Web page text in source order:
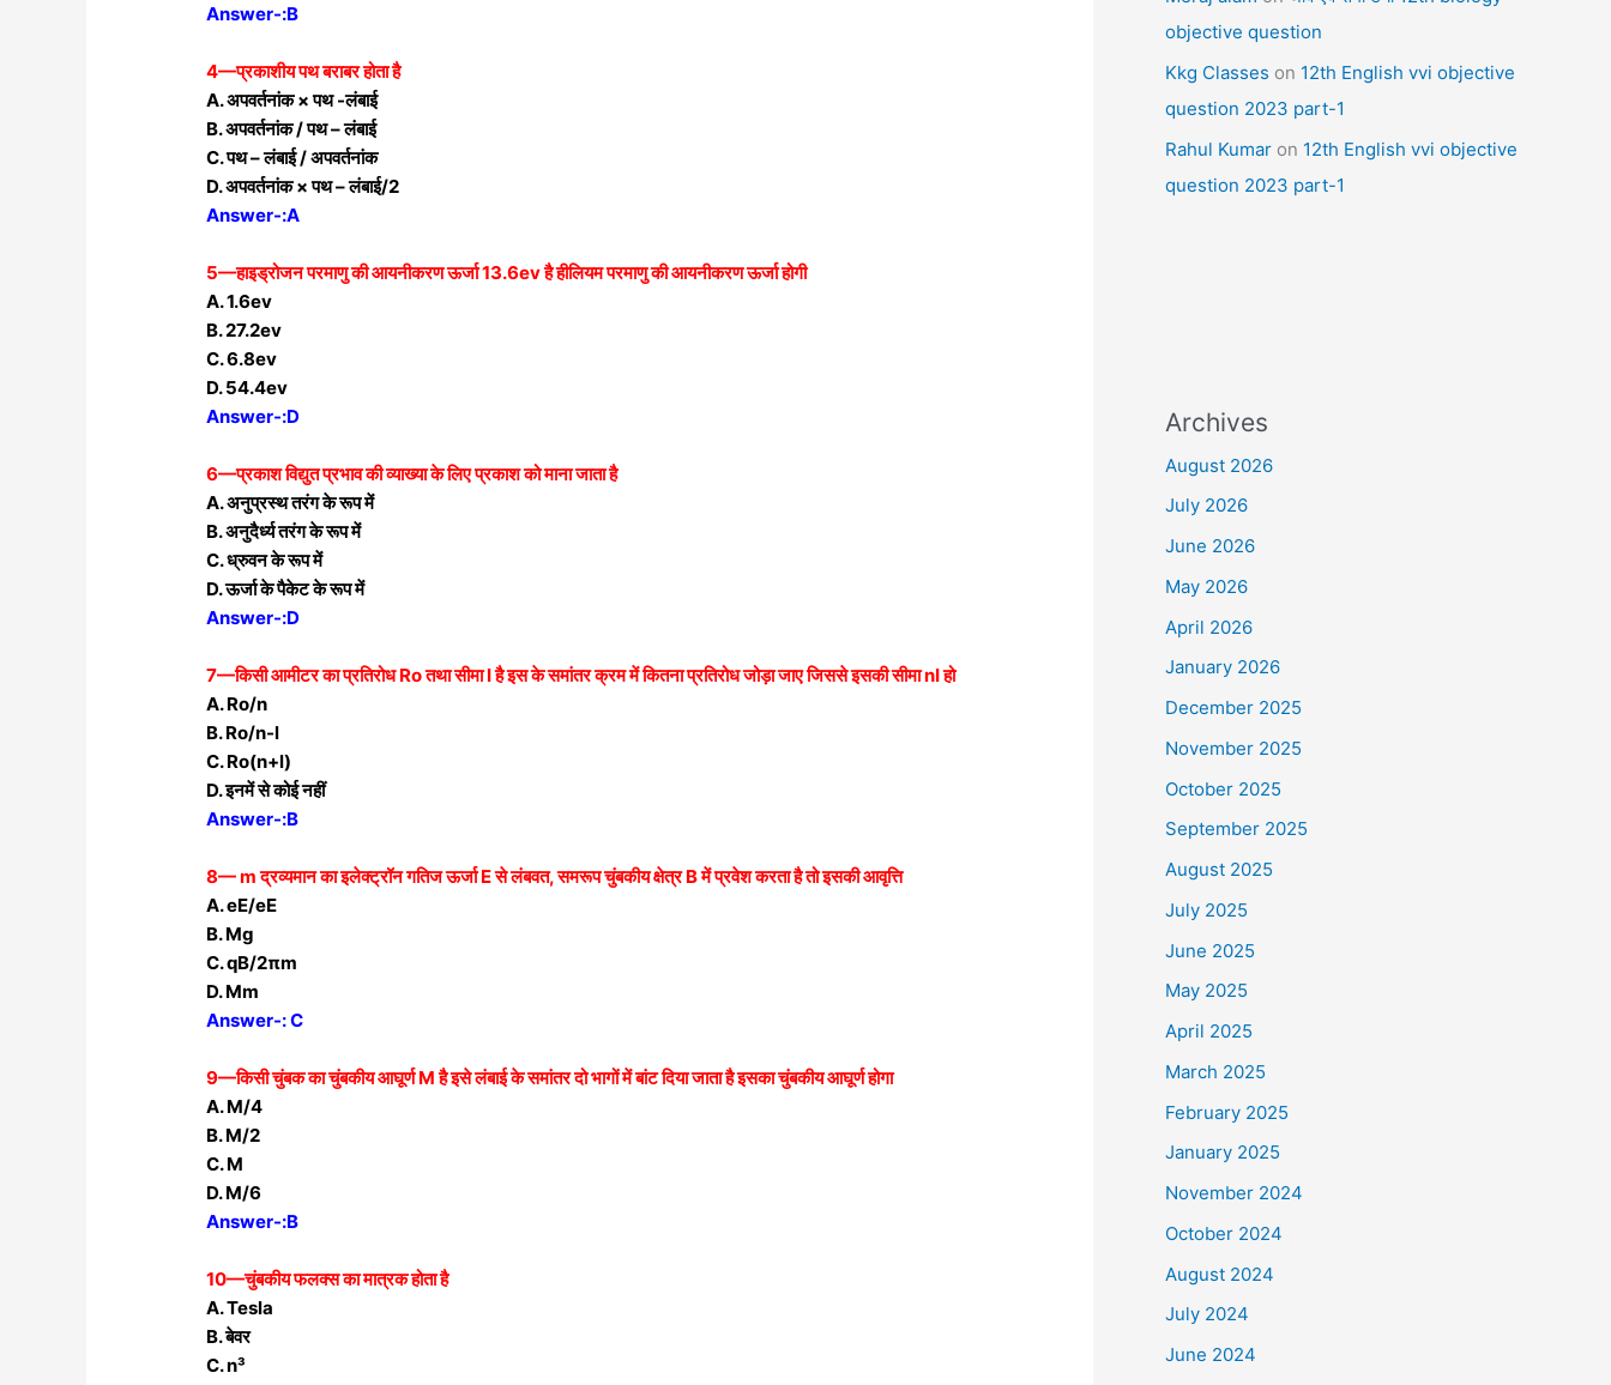
Answer-:B
4—प्रकाशीय पथ बराबर होता है
A. अपवर्तनांक × पथ -लंबाई
B. अपवर्तनांक / पथ – लंबाई
C. पथ – लंबाई / अपवर्तनांक
D. अपवर्तनांक × पथ – लंबाई/2
Answer-:A
5—हाइड्रोजन परमाणु की आयनीकरण ऊर्जा 13.6ev है हीलियम परमाणु की आयनीकरण ऊर्जा होगी
A. 1.6ev
B. 27.2ev
C. 6.8ev
D. 54.4ev
Answer-:D
6—प्रकाश विद्युत प्रभाव की व्याख्या के लिए प्रकाश को माना जाता है
A. अनुप्रस्थ तरंग के रूप में
B. अनुदैर्ध्य तरंग के रूप में
C. ध्रुवन के रूप में
D. ऊर्जा के पैकेट के रूप में
Answer-:D
7—किसी आमीटर का प्रतिरोध Ro तथा सीमा I है इस के समांतर क्रम में कितना प्रतिरोध जोड़ा जाए जिससे इसकी सीमा nIहो
A. Ro/n
B. Ro/n-l
C. Ro(n+l)
D. इनमें से कोई नहीं
Answer-:B
8— m द्रव्यमान का इलेक्ट्रॉन गतिज ऊर्जा E से लंबवत, समरूप चुंबकीय क्षेत्र B में प्रवेश करता है तो इसकी आवृत्ति
A. eE/eE
B. Mg
C. qB/2πm
D. Mm
Answer-: C
9—किसी चुंबक का चुंबकीय आघूर्ण M है इसे लंबाई के समांतर दो भागों में बांट दिया जाता है इसका चुंबकीय आघूर्ण होगा
A. M/4
B. M/2
C. M
D. M/6
Answer-:B
10—चुंबकीय फलक्स का मात्रक होता है
A. Tesla
B. बेवर
C. n³
objective question
Kkg Classes on 12th English vvi objective
question 2023 part-1
Rahul Kumar on 12th English vvi objective
question 2023 part-1
Archives
August 2026
July 2026
June 2026
May 2026
April 2026
January 2026
December 2025
November 2025
October 2025
September 2025
August 2025
July 2025
June 2025
May 2025
April 2025
March 2025
February 2025
January 2025
November 2024
October 2024
August 2024
July 2024
June 2024